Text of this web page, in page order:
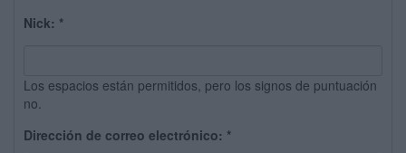
Nick: *
Los espacios están permitidos, pero los signos de puntuación
no.
Dirección de correo electrónico: *